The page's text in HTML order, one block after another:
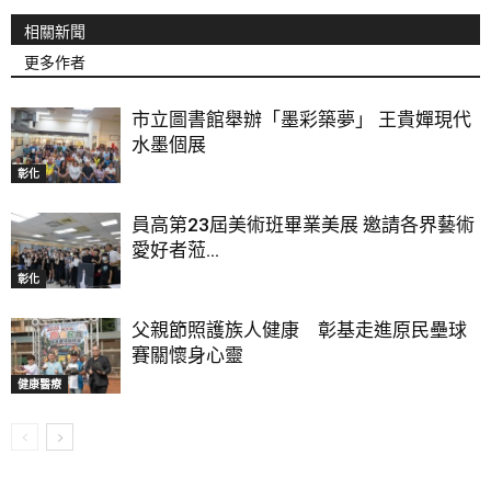
相關新聞
更多作者
彰化
市立圖書館舉辦「墨彩築夢」 王貴嬋現代
水墨個展
彰化
員高第23屆美術班畢業美展 邀請各界藝術
愛好者蒞...
健康醫療
父親節照護族人健康 彰基走進原民壘球
賽關懷身心靈